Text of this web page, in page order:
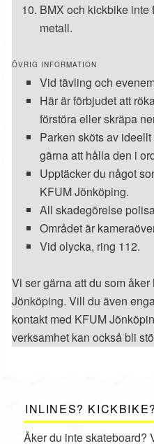
BMX och kickbike
metall.
ÖVRIG INFORMATION
Vid tävling och
Här är förbjudet att
förstöra eller skräpa
Parken sköts av
gärna att hålla den i
Upptäcker du något
KFUM Jönköping.
All skadegörelse
Området är
Vid olycka, ring 112.
Vi ser gärna att du som
Jönköping. Vill du även
kontakt med KFUM
verksamhet kan också bli
INLINES?
Åker du inte skateboard?